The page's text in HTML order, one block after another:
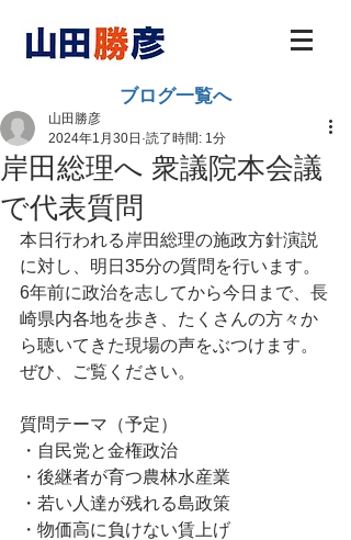
ブログ一覧へ
岸田総理へ 衆議院本会議
で代表質問
山田勝彦
2024年1月30日 読了時間: 1分
本日行われる岸田総理の施政方針演説
に対し、明日35分の質問を行います。
6年前に政治を志してから今日まで、長
崎県内各地を歩き、たくさんの方々か
ら聴いてきた現場の声をぶつけます。
ぜひ、ご覧ください。
質問テーマ（予定）
・自民党と金権政治
・後継者が育つ農林水産業
・若い人達が残れる島政策
・物価高に負けない賃上げ